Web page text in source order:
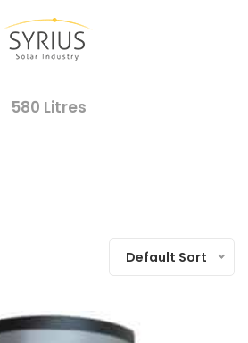
580 Litres
Default Sort